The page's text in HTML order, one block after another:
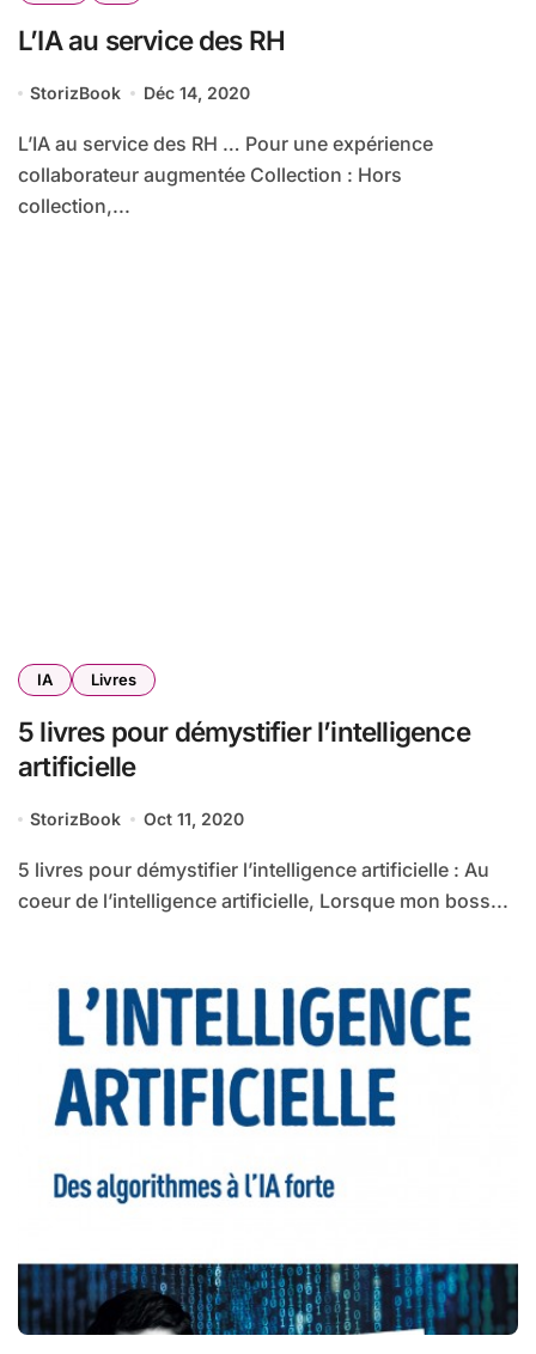
L’IA au service des RH
StorizBook Déc 14, 2020
L’IA au service des RH … Pour une expérience
collaborateur augmentée Collection : Hors
collection,...
IA Livres
5 livres pour démystifier l’intelligence
artificielle
StorizBook Oct 11, 2020
5 livres pour démystifier l’intelligence artificielle : Au
coeur de l’intelligence artificielle, Lorsque mon boss...